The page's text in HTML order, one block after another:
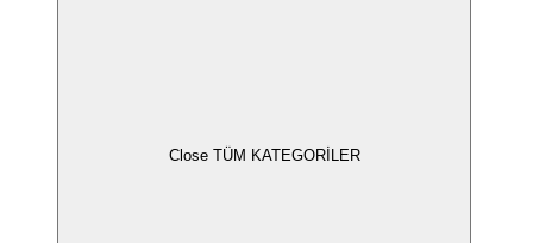
Close TÜM KATEGORİLER